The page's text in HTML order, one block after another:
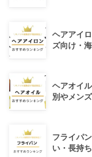
ヘアアイ
ズ向け・
ヘアオイ
別やメン
フライパ
い・長持